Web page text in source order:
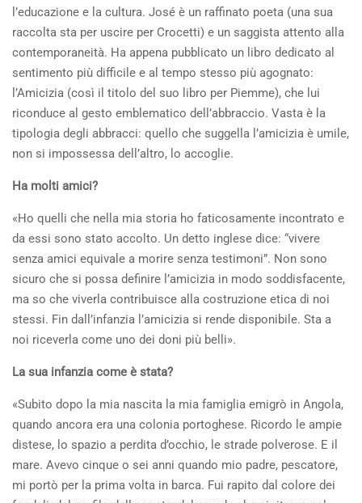
l’educazione e la cultura. José è un raffinato poeta (una sua
raccolta sta per uscire per Crocetti) e un saggista attento alla
contemporaneità. Ha appena pubblicato un libro dedicato al
sentimento più difficile e al tempo stesso più agognato:
l’Amicizia (così il titolo del suo libro per Piemme), che lui
riconduce al gesto emblematico dell’abbraccio. Vasta è la
tipologia degli abbracci: quello che suggella l’amicizia è umile,
non si impossessa dell’altro, lo accoglie.
Ha molti amici?
«Ho quelli che nella mia storia ho faticosamente incontrato e
da essi sono stato accolto. Un detto inglese dice: “vivere
senza amici equivale a morire senza testimoni”. Non sono
sicuro che si possa definire l’amicizia in modo soddisfacente,
ma so che viverla contribuisce alla costruzione etica di noi
stessi. Fin dall’infanzia l’amicizia si rende disponibile. Sta a
noi riceverla come uno dei doni più belli».
La sua infanzia come è stata?
«Subito dopo la mia nascita la mia famiglia emigrò in Angola,
quando ancora era una colonia portoghese. Ricordo le ampie
distese, lo spazio a perdita d’occhio, le strade polverose. E il
mare. Avevo cinque o sei anni quando mio padre, pescatore,
mi portò per la prima volta in barca. Fui rapito dal colore dei